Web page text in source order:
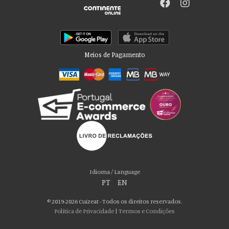
Meios de Pagamento
Idioma / Language
PT EN
© 2019-2026 Cuizeat - Todos os direitos reservados.
Política de Privacidade | Termos e Condições
Por favor aceite as nossas deliciosas
Usamos cookies para personalizar conteúdo e anúncios, fornecer recursos
de mídia social e analisar nosso tráfego. Também compartilhamos
social, publicidade e análise, que podem combiná-lo com outras informações
que você forneceu a eles ou que coletaram do uso de seus serviços. Você